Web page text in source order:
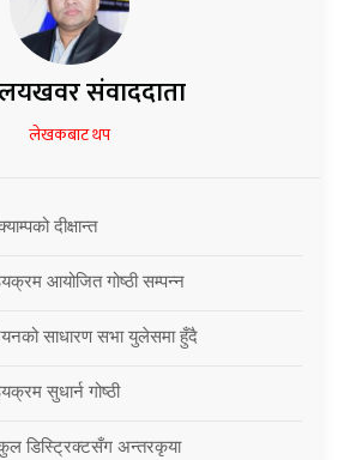
संवाददाता
लेखकबाट थप
दीक्षान्त
आयोजित गोष्ठी सम्पन्न
साधारण सभा युलेसमा हुँदै
सुधार्न गोष्ठी
डिस्ट्रिक्टसँग अन्तरकृया